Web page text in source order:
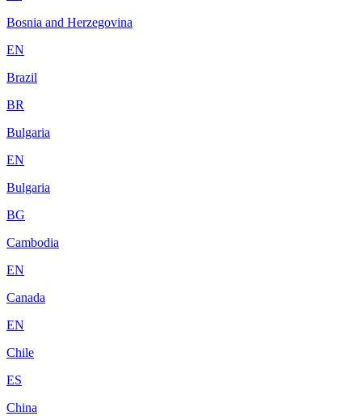
Bosnia and Herzegovina
EN
Brazil
BR
Bulgaria
EN
Bulgaria
BG
Cambodia
EN
Canada
EN
Chile
ES
China